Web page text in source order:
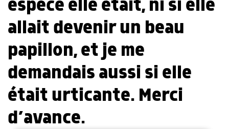
espèce elle était, ni si elle
allait devenir un beau
papillon, et je me
demandais aussi si elle
était urticante. Merci
d’avance.